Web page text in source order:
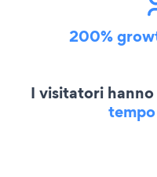
200%
I visitatori
tempo